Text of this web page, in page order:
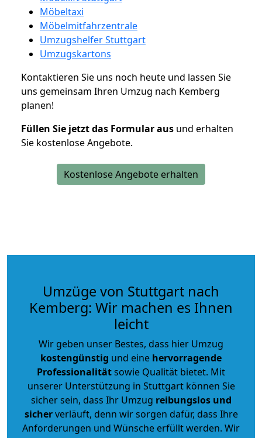
Möbeltaxi
Möbelmitfahrzentrale
Umzugshelfer Stuttgart
Umzugskartons
Kontaktieren Sie uns noch heute und lassen Sie
uns gemeinsam Ihren Umzug nach Kemberg
planen!
Füllen Sie jetzt das Formular aus und erhalten
Sie kostenlose Angebote.
Kostenlose Angebote erhalten
Umzüge von Stuttgart nach
Kemberg: Wir machen es Ihnen
leicht
Wir geben unser Bestes, dass hier Umzug
kostengünstig und eine hervorragende
Professionalitätsowie Qualität bietet. Mit
unserer Unterstützung in Stuttgart können Sie
sicher sein, dass Ihr Umzug reibungslos und
sicherverläuft, denn wir sorgen dafür, dass Ihre
Anforderungen und Wünsche erfüllt werden. Wir